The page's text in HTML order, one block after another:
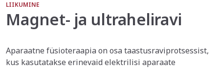
LIIKUMINE
Magnet- ja ultraheliravi
Aparaatne füsioteraapia on osa taastusraviprotsessist,
kus kasutatakse erinevaid elektrilisi aparaate